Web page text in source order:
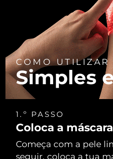
COMO UTILIZAR
Simples
1.º PASSO
Coloca a máscara
Começa com a pele
seguir, coloca a tua